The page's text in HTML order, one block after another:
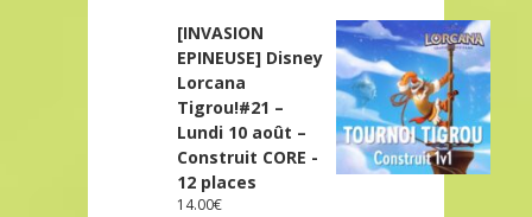
[INVASION
EPINEUSE] Disney
Lorcana
Tigrou!#21 –
Lundi 10 août –
Construit CORE -
12 places
14.00€